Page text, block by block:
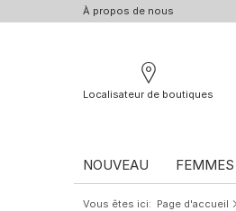
À propos de nous
Localisateur de boutiques
NOUVEAU FEMMES
Vous êtes ici Page d'accueil